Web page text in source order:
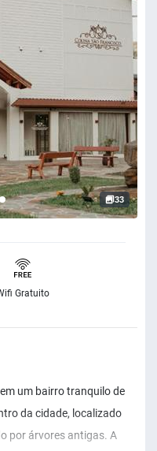
33
Gratuito
um bairro tranquilo de
da cidade, localizado
por árvores antigas. A